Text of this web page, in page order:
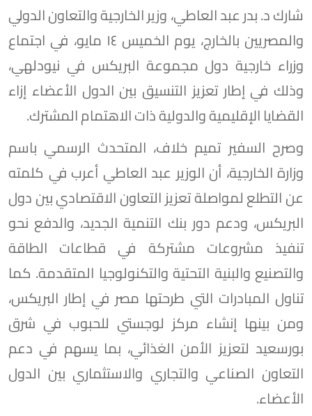
شارك د. بدر عبد العاطي، وزير الخارجية والتعاون الدولي
والمصريين بالخارج، يوم الخميس ١٤ مايو، في اجتماع
وزراء خارجية دول مجموعة البريكس في نيودلهي،
وذلك في إطار تعزيز التنسيق بين الدول الأعضاء إزاء
القضايا الإقليمية والدولية ذات الاهتمام المشترك.
وصرح السفير تميم خلاف، المتحدث الرسمي باسم
وزارة الخارجية، أن الوزير عبد العاطي أعرب في كلمته
عن التطلع لمواصلة تعزيز التعاون الاقتصادي بين دول
البريكس، ودعم دور بنك التنمية الجديد، والدفع نحو
تنفيذ مشروعات مشتركة في قطاعات الطاقة
والتصنيع والبنية التحتية والتكنولوجيا المتقدمة. كما
تناول المبادرات التي طرحتها مصر في إطار البريكس،
ومن بينها إنشاء مركز لوجستي للحبوب في شرق
بورسعيد لتعزيز الأمن الغذائي، بما يسهم في دعم
التعاون الصناعي والتجاري والاستثماري بين الدول
الأعضاء.